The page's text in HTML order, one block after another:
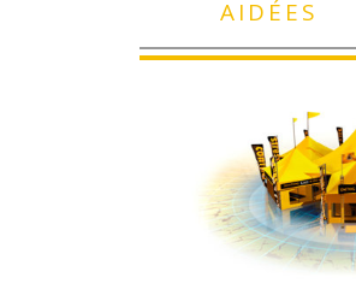
AIDÉES